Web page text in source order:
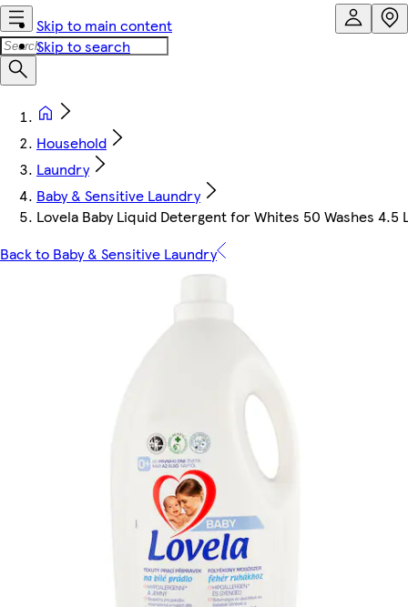
Skip to main content
Skip to search
Household
Laundry
Baby & Sensitive Laundry
Lovela Baby Liquid Detergent for Whites 50 Washes 4.5
Back to Baby & Sensitive Laundry